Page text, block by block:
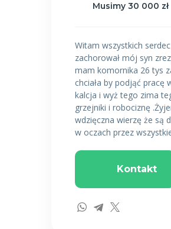
Musimy 30 000 zł
Witam wszystkich
zachorował mój syn
mam komornika 26 tys
chciała by podjąć
kalcja i wyż tego zima
grzejniki i robociznę
wdzięczna wierzę że są
w oczach przez
Kontakt